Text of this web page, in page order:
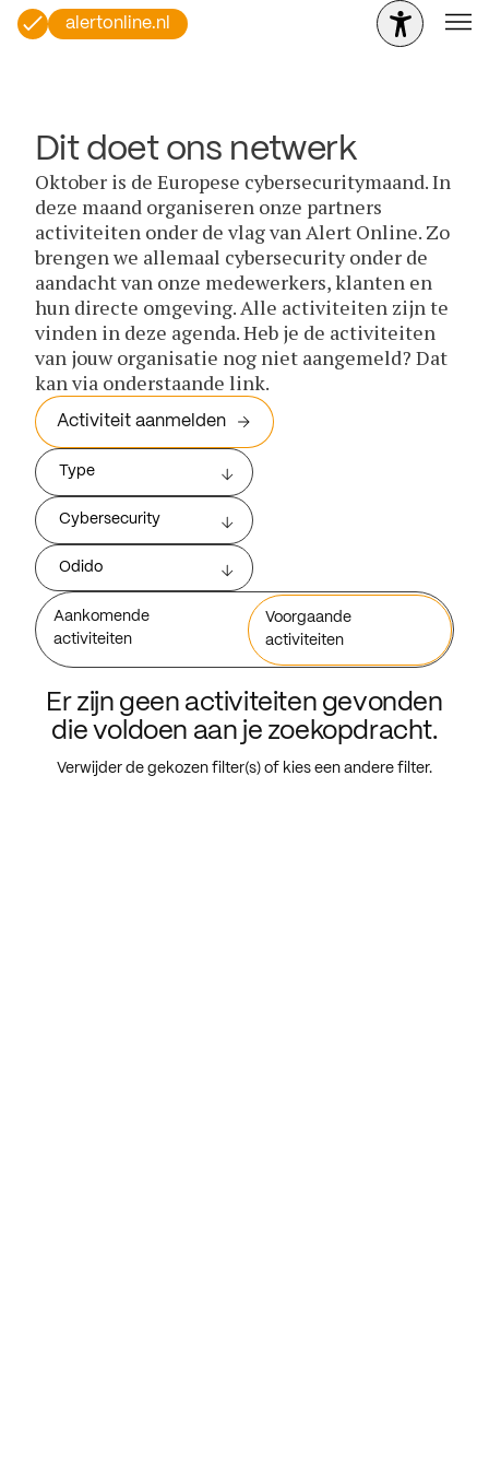
alertonline.nl
Dit doet ons netwerk
Oktober is de Europese cybersecuritymaand. In
deze maand organiseren onze partners
activiteiten onder de vlag van Alert Online. Zo
brengen we allemaal cybersecurity onder de
aandacht van onze medewerkers, klanten en
hun directe omgeving. Alle activiteiten zijn te
vinden in deze agenda. Heb je de activiteiten
van jouw organisatie nog niet aangemeld? Dat
kan via onderstaande link.
Activiteit aanmelden
Type
Cybersecurity
Odido
Aankomende
activiteiten
Voorgaande
activiteiten
Er zijn geen activiteiten gevonden
die voldoen aan je zoekopdracht.
Verwijder de gekozen filter(s) of kies een andere filter.